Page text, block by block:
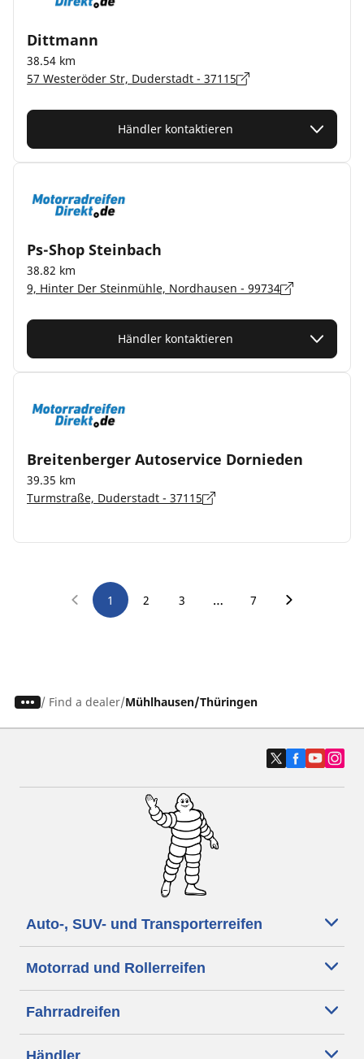
Dittmann
38.54 km
57 Westeröder Str, Duderstadt - 37115
Händler kontaktieren
Ps-Shop Steinbach
38.82 km
9, Hinter Der Steinmühle, Nordhausen - 99734
Händler kontaktieren
Breitenberger Autoservice Dornieden
39.35 km
Turmstraße, Duderstadt - 37115
1 2 3 … 7
/ Find a dealer Mühlhausen/Thüringen
Auto-, SUV- und Transporterreifen
Motorrad und Rollerreifen
Fahrradreifen
Händler